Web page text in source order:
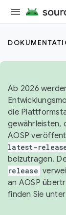
Ab 2026
die
gewährleisten,
AOSP
latest-
beizutragen.
release
an AOSP
finden Sie